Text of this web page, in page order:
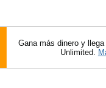
Gana más dinero y
Unlimited.